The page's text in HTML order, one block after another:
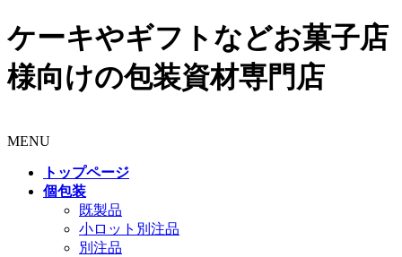
ケーキやギフトなどお菓子店
様向けの包装資材専門店
MENU
トップページ
個包装
既製品
小ロット別注品
別注品